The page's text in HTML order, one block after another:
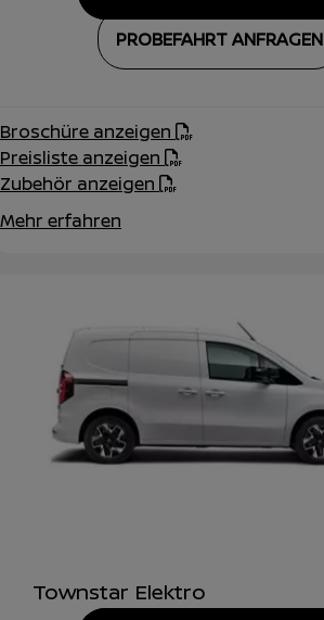
PROBEFAHRT ANFRAGEN
Broschüre anzeigen
Preisliste anzeigen
Zubehör anzeigen
Mehr erfahren
Townstar Elektro